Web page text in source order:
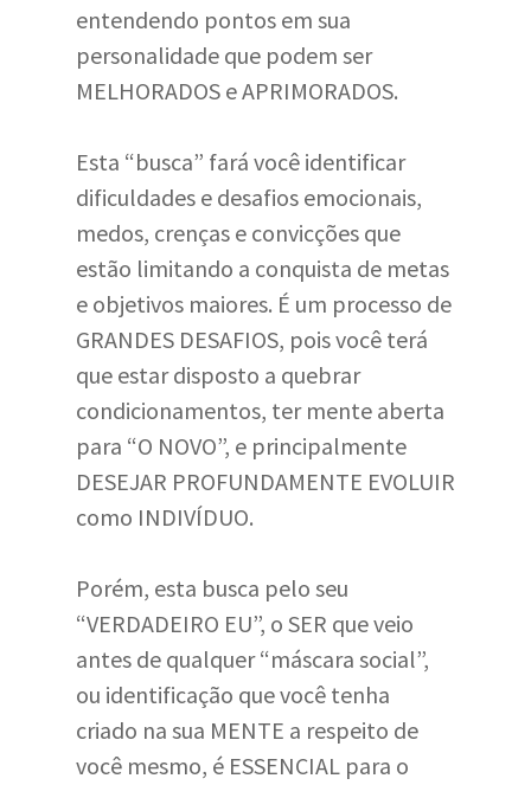
entendendo pontos em sua
personalidade que podem ser
MELHORADOS e APRIMORADOS.
Esta “busca” fará você identificar
dificuldades e desafios emocionais,
medos, crenças e convicções que
estão limitando a conquista de metas
e objetivos maiores. É um processo de
GRANDES DESAFIOS, pois você terá
que estar disposto a quebrar
condicionamentos, ter mente aberta
para “O NOVO”, e principalmente
DESEJAR PROFUNDAMENTE EVOLUIR
como INDIVÍDUO.
Porém, esta busca pelo seu
“VERDADEIRO EU”, o SER que veio
antes de qualquer “máscara social”,
ou identificação que você tenha
criado na sua MENTE a respeito de
você mesmo, é ESSENCIAL para o